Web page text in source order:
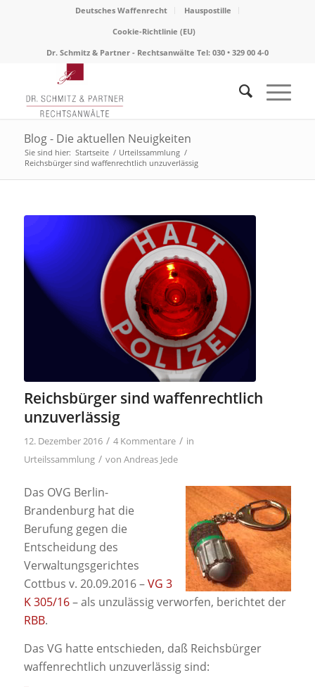
Deutsches Waffenrecht
Hauspostille
Cookie-Richtlinie (EU)
Dr. Schmitz & Partner - Rechtsanwälte Tel: 030 • 329 00 4-0
Blog - Die aktuellen Neuigkeiten
Sie sind hier: Startseite / Urteilssammlung /
Reichsbürger sind waffenrechtlich unzuverlässig
Reichsbürger sind waffenrechtlich
unzuverlässig
12. Dezember 2016 / 4 Kommentare / in
Urteilssammlung / von Andreas Jede
Das OVG Berlin-
Brandenburg hat die
Berufung gegen die
Entscheidung des
Verwaltungsgerichtes
Cottbus v. 20.09.2016 –VG 3
K 305/16– als unzulässig verworfen, berichtet der
RBB.
Das VG hatte entschieden, daß Reichsbürger
waffenrechtlich unzuverlässig sind: